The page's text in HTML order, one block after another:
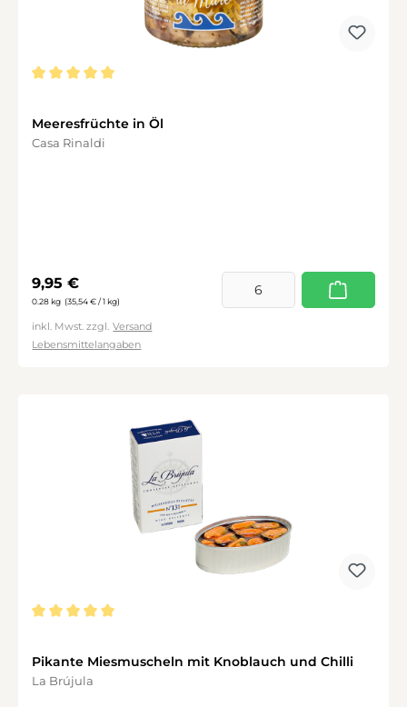
Meeresfrüchte in Öl
Casa Rinaldi
Regulärer Preis:
9,95 €
0.28 kg (35,54 € / 1 kg)
inkl. Mwst. zzgl. Versand
Lebensmittelangaben
Pikante Miesmuscheln mit Knoblauch und Chilli
La Brújula